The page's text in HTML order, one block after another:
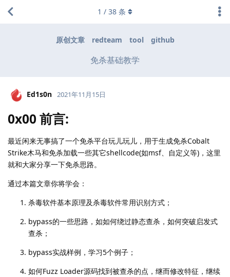
原创文章 redteam tool github
免杀基础教学
1 / 38 条
Ed1s0n 2021年11月15日
0x00 前言:
最近闲来无事搞了一个免杀平台玩儿玩儿，用于生成免杀Cobalt
Strike木马和免杀加载一些其它shellcode(如msf、自定义等)，这里
就和大家分享一下免杀思路。
通过本篇文章你将学会：
杀毒软件基本原理及杀毒软件常用识别方式；
bypass的一些思路，如如何绕过静态查杀，如何突破启发式
查杀；
bypass实战样例，学习5个例子；
如何Fuzz Loader源码找到被查杀的点，继而修改特征，继续